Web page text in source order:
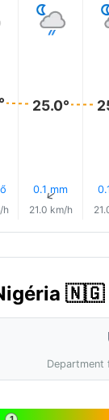
h
25.0°
0.1 mm
↑
21.0 km/h
🇳🇬
Department